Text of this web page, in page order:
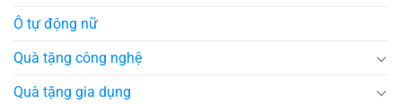
Ô tự động nữ
Quà tặng công nghệ
Quà tặng gia dụng